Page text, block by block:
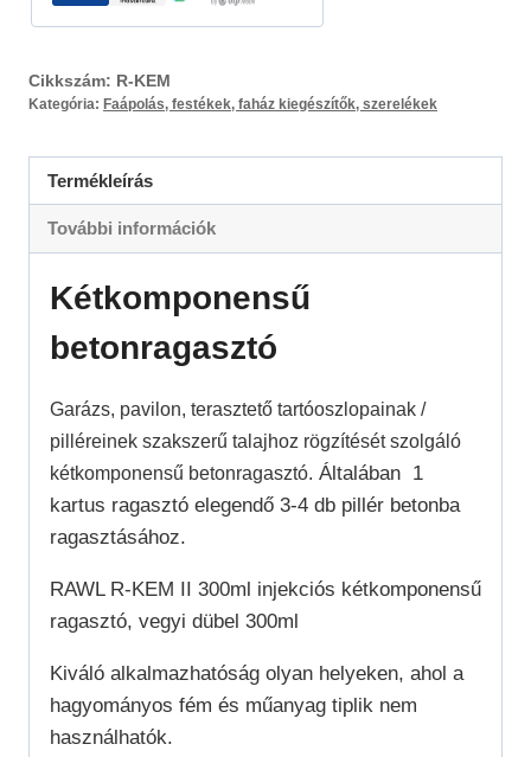
Cikkszám: R-KEM
Kategória: Faápolás, festékek, faház kiegészítők, szerelékek
Termékleírás
További információk
Kétkomponensű
betonragasztó
Garázs, pavilon, terasztető tartóoszlopainak /
pilléreinek szakszerű talajhoz rögzítését szolgáló
kétkomponensű betonragasztó. Általában 1
kartus ragasztó elegendő 3-4 db pillér betonba
ragasztásához.
RAWL R-KEM II 300ml injekciós kétkomponensű
ragasztó, vegyi dübel 300ml
Kiváló alkalmazhatóság olyan helyeken, ahol a
hagyományos fém és műanyag tiplik nem
használhatók.